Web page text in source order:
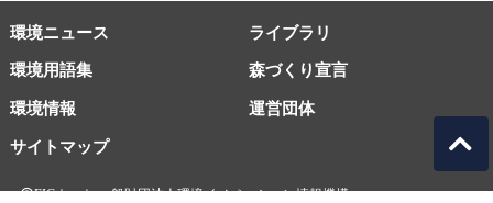
環境ニュース ライブラリ
環境用語集 森づくり宣言
環境情報
サイトマップ
運営団体
EICネット 一般財団法人環境イノベーション情報機構